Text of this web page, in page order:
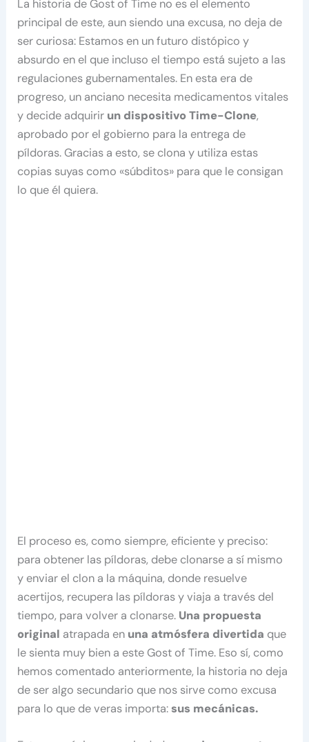
La historia de Gost of Time no es el elemento
principal de este, aun siendo una excusa, no deja de
ser curiosa: Estamos en un futuro distópico y
absurdo en el que incluso el tiempo está sujeto a las
regulaciones gubernamentales. En esta era de
progreso, un anciano necesita medicamentos vitales
y decide adquirir un dispositivo Time-Clone,
aprobado por el gobierno para la entrega de
píldoras. Gracias a esto, se clona y utiliza estas
copias suyas como «súbditos» para que le consigan
lo que él quiera.
El proceso es, como siempre, eficiente y preciso:
para obtener las píldoras, debe clonarse a sí mismo
y enviar el clon a la máquina, donde resuelve
acertijos, recupera las píldoras y viaja a través del
tiempo, para volver a clonarse. Una propuesta
original atrapada en una atmósfera divertida que
le sienta muy bien a este Gost of Time. Eso sí, como
hemos comentado anteriormente, la historia no deja
de ser algo secundario que nos sirve como excusa
para lo que de veras importa:sus mecánicas.